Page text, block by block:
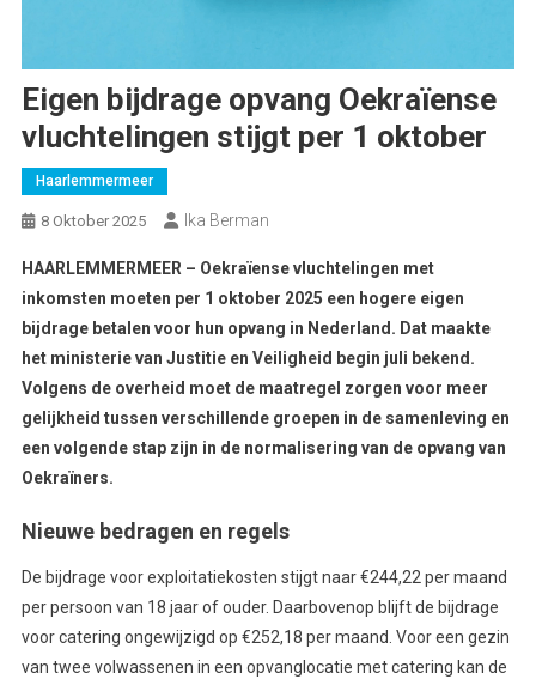
Eigen bijdrage opvang Oekraïense
vluchtelingen stijgt per 1 oktober
Haarlemmermeer
8 Oktober 2025 Ika Berman
HAARLEMMERMEER – Oekraïense vluchtelingen met
inkomsten moeten per 1 oktober 2025 een hogere eigen
bijdrage betalen voor hun opvang in Nederland. Dat maakte
het ministerie van Justitie en Veiligheid begin juli bekend.
Volgens de overheid moet de maatregel zorgen voor meer
gelijkheid tussen verschillende groepen in de samenleving en
een volgende stap zijn in de normalisering van de opvang van
Oekraïners.
Nieuwe bedragen en regels
De bijdrage voor exploitatiekosten stijgt naar €244,22 per maand
per persoon van 18 jaar of ouder. Daarbovenop blijft de bijdrage
voor catering ongewijzigd op €252,18 per maand. Voor een gezin
van twee volwassenen in een opvanglocatie met catering kan de